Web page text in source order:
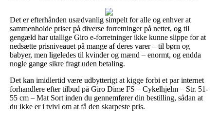
Det er efterhånden usædvanlig simpelt for alle og enhver at
sammenholde priser på diverse forretninger på nettet, og til
gengæld har utallige Giro e-forretninger ikke kunne slippe for at
nedsætte prisniveauet på mange af deres varer – til børn og
babyer, men ligeledes til kvinder og mænd – enormt, og endda
nogle gange sikre fragt uden betaling.
Det kan imidlertid være udbytterigt at kigge forbi et par internet
forhandlere efter tilbud på Giro Dime FS – Cykelhjelm – Str. 51-
55 cm – Mat Sort inden du gennemfører din bestilling, sådan at
du ikke er i tvivl om at få den skarpeste pris.